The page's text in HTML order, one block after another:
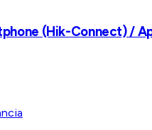
(Hik-Connect) /